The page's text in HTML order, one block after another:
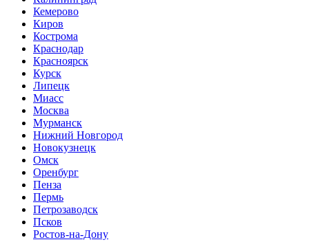
Кемерово
Киров
Кострома
Краснодар
Красноярск
Курск
Липецк
Миасс
Москва
Мурманск
Нижний Новгород
Новокузнецк
Омск
Оренбург
Пенза
Пермь
Петрозаводск
Псков
Ростов-на-Дону